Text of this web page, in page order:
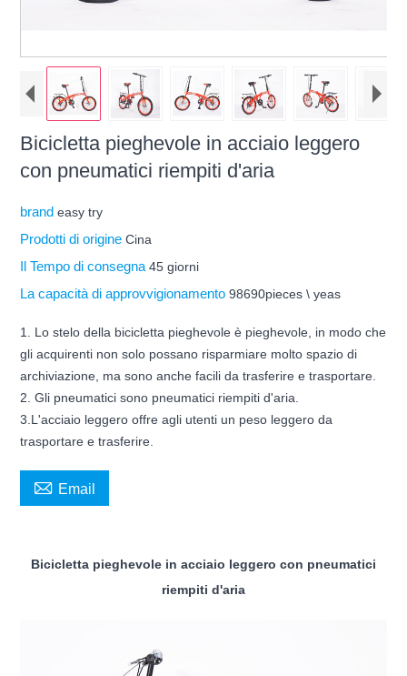
Bicicletta pieghevole in acciaio leggero
con pneumatici riempiti d'aria
brandeasy try
Prodotti di origineCina
Il Tempo di consegna45 giorni
La capacità di approvvigionamento98690pieces \ yeas
1. Lo stelo della bicicletta pieghevole è pieghevole, in modo che
gli acquirenti non solo possano risparmiare molto spazio di
archiviazione, ma sono anche facili da trasferire e trasportare.
2. Gli pneumatici sono pneumatici riempiti d'aria.
3.L'acciaio leggero offre agli utenti un peso leggero da
trasportare e trasferire.
 Email
Bicicletta pieghevole in acciaio leggero con pneumatici
riempiti d'aria